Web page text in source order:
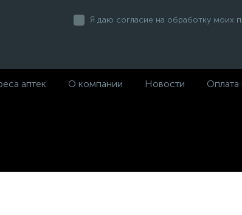
Я даю согласие на обработку моих
аптек О компании Новости Оплата